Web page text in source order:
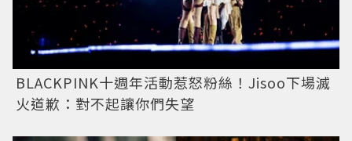
BLACKPINK十週年活動惹怒粉絲！Jisoo下場滅
火道歉：對不起讓你們失望